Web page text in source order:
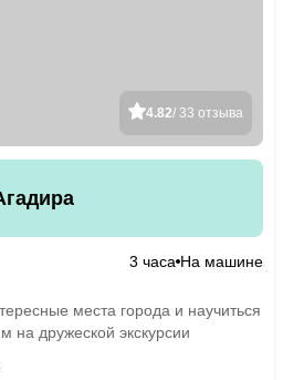
4.82/ 33 отзыва
3 часа На машине
места города и научиться
на дружеской экскурсии